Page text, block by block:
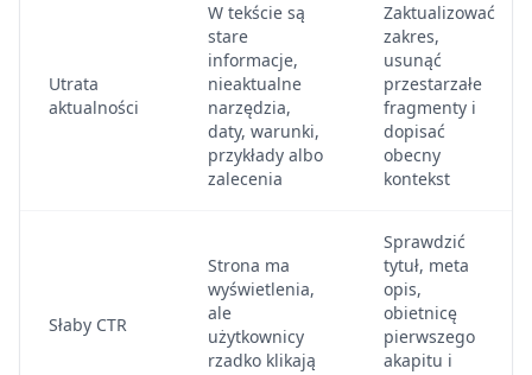
Utrata
aktualności
W tekście są
stare
informacje,
nieaktualne
narzędzia,
daty, warunki,
przykłady albo
zalecenia
Zaktualizować
zakres,
usunąć
przestarzałe
fragmenty i
dopisać
obecny
kontekst
Słaby CTR
Strona ma
wyświetlenia,
ale
użytkownicy
rzadko klikają
Sprawdzić
tytuł, meta
opis,
obietnicę
pierwszego
akapitu i